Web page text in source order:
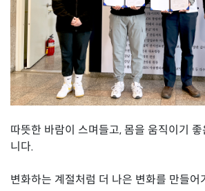
따뜻한 바람이 스며들고, 몸을 움직이기
니다.
변화하는 계절처럼 더 나은 변화를 만들어